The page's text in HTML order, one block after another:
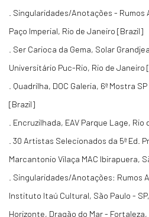
. Singularidades/Anotações - Rumos
Paço Imperial, Rio de Janeiro [Brazil]
. Ser Carioca da Gema, Solar
Universitário Puc-Rio, Rio de Janeiro
. Quadrilha, DOC Galeria, 6ª Mostra
[Brazil]
. Encruzilhada, EAV Parque Lage,
. 30 Artistas Selecionados da 5ª Ed.
Marcantonio Vilaça MAC Ibirapuera,
. Singularidades/Anotações: Rumos
Instituto Itaú Cultural, São Paulo -
Horizonte, Dragão do Mar -